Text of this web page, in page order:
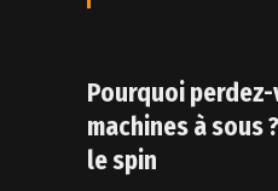
Pourquoi
machines à sous
le spin